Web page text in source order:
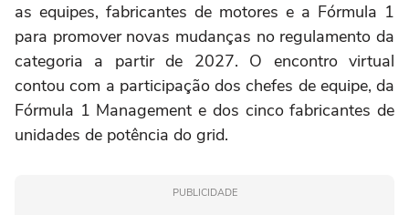
as equipes, fabricantes de motores e a Fórmula 1
para promover novas mudanças no regulamento da
categoria a partir de 2027. O encontro virtual
contou com a participação dos chefes de equipe, da
Fórmula 1 Management e dos cinco fabricantes de
unidades de potência do grid.
PUBLICIDADE